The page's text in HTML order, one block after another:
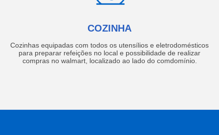
COZINHA
Cozinhas equipadas com todos os utensílios e eletrodomésticos
para preparar refeições no local e possibilidade de realizar
compras no walmart, localizado ao lado do comdomínio.